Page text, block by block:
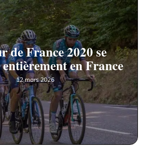
de France 2020 se
en France
12 mars 2026